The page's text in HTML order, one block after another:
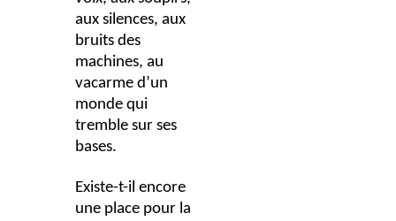
aux silences, aux
bruits des
machines, au
vacarme d’un
monde qui
tremble sur ses
bases.
Existe-t-il encore
une place pour la